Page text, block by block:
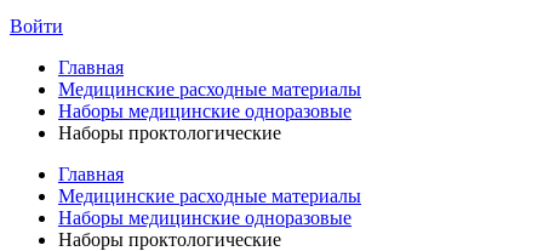
Войти
Главная
Медицинские расходные материалы
Наборы медицинские одноразовые
Наборы проктологические
Главная
Медицинские расходные материалы
Наборы медицинские одноразовые
Наборы проктологические